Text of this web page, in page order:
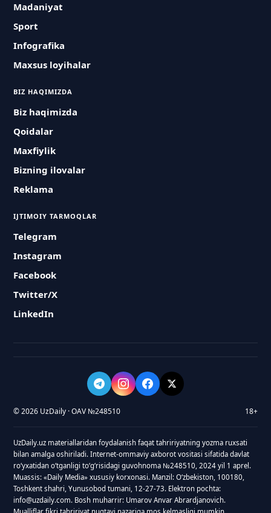
Madaniyat
Sport
Infografika
Maxsus loyihalar
BIZ HAQIMIZDA
Biz haqimizda
Qoidalar
Maxfiylik
Bizning ilovalar
Reklama
IJTIMOIY TARMOQLAR
Telegram
Instagram
Facebook
Twitter/X
LinkedIn
© 2026 UzDaily · OAV №248510 18+
UzDaily.uz materiallaridan foydalanish faqat tahririyatning yozma ruxsati
bilan amalga oshiriladi. Internet-ommaviy axborot vositasi sifatida davlat
roʻyxatidan oʻtganligi toʻgʻrisidagi guvohnoma №248510, 2024 yil 1 aprel.
Muassis: «Daily Media» xususiy korxonasi. Manzil: Oʻzbekiston, 100180,
Toshkent shahri, Yunusobod tumani, 12-27-73. Elektron pochta:
info@uzdaily.com. Bosh muharrir: Umarov Anvar Abrardjanovich.